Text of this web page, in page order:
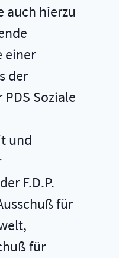
auch hierzu
einer
der
Soziale
und
F.D.P.
für
für